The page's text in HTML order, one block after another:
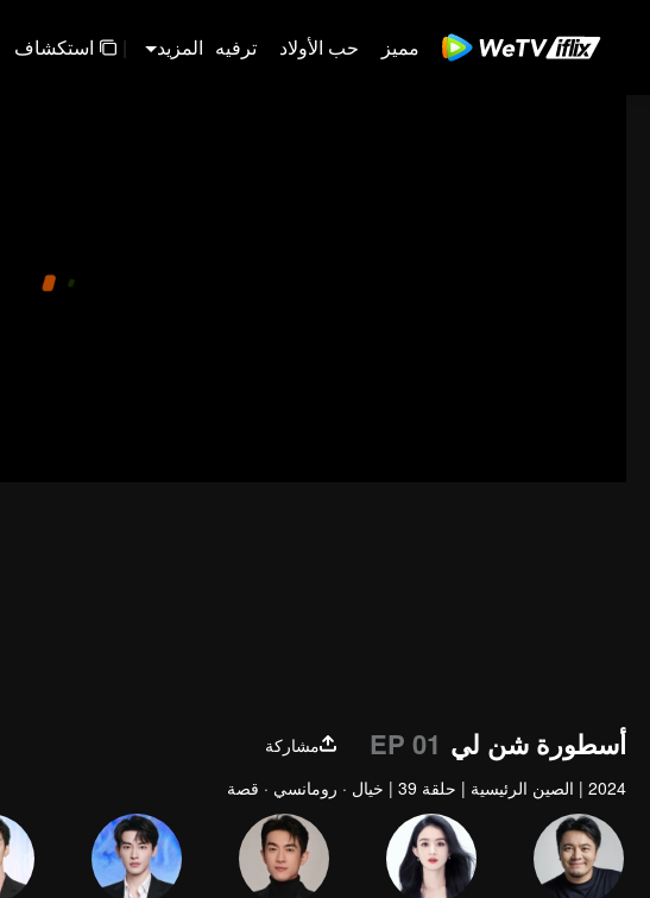
مميز حب الأولاد ترفيه المزيد | استكشاف
أسطورة شن لي EP 01
مشاركة
2024
| الصين الرئيسية | حلقة 39 | خيال · رومانسي · قصة